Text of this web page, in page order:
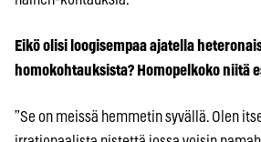
Eikö olisi loogisempaa ajatella
homokohtauksista? Homopelkoko niitä
”Se on meissä hemmetin syvällä. Olen